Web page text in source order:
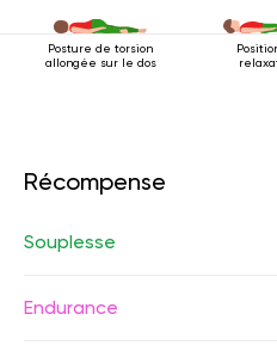
Posture de torsion
allongée sur le dos
Récompense
Souplesse
Endurance